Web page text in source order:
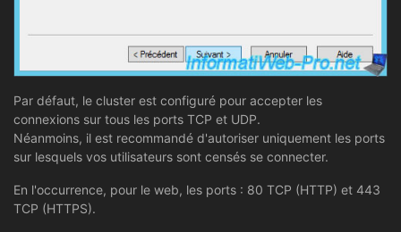
Par défaut, le cluster est configuré pour accepter les
connexions sur tous les ports TCP et UDP.
Néanmoins, il est recommandé d'autoriser uniquement les ports
sur lesquels vos utilisateurs sont censés se connecter.
En l'occurrence, pour le web, les ports : 80 TCP (HTTP) et 443
TCP (HTTPS).